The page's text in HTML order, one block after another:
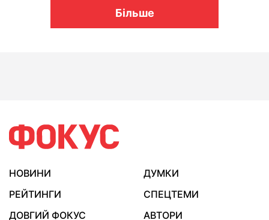
Більше
НОВИНИ
ДУМКИ
РЕЙТИНГИ
СПЕЦТЕМИ
ДОВГИЙ ФОКУС
АВТОРИ